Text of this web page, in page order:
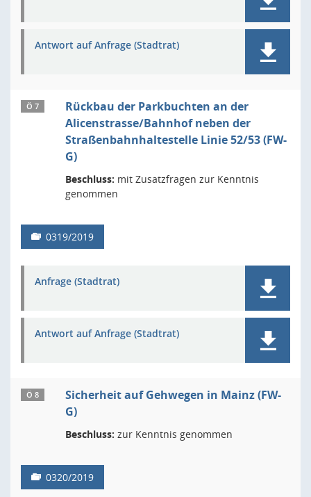
Antwort auf Anfrage (Stadtrat)
Ö 7
Rückbau der Parkbuchten an der
Alicenstrasse/Bahnhof neben der
Straßenbahnhaltestelle Linie 52/53 (FW-
G)
Beschluss: mit Zusatzfragen zur Kenntnis
genommen
0319/2019
Anfrage (Stadtrat)
Antwort auf Anfrage (Stadtrat)
Ö 8
Sicherheit auf Gehwegen in Mainz (FW-
G)
Beschluss: zur Kenntnis genommen
0320/2019